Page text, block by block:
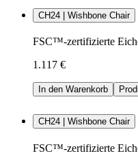
CH24 | Wishbone Chair
FSC™-zertifizierte
1.117 €
In den Warenkorb
CH24 | Wishbone Chair
FSC™-zertifizierte